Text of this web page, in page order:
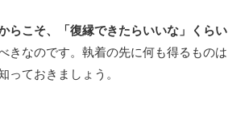
らこそ、「復縁できたらいいな」くらい
きなのです。執着の先に何も得るものは
っておきましょう。